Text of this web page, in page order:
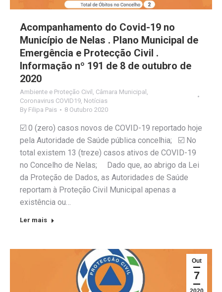
Acompanhamento do Covid-19 no
Município de Nelas . Plano Municipal de
Emergência e Protecção Civil .
Informação nº 191 de 8 de outubro de
2020
Ambiente e Proteção Civil , Câmara Municipal ,
Coronavirus COVID19, Notícias
By Filipa Pais 8 Outubro 2020
☑️ 0 (zero) casos novos de COVID-19 reportado hoje
pela Autoridade de Saúde pública concelhia; ☑️ No
total existem 13 (treze) casos ativos de COVID-19
no Concelho de Nelas; Dado que, ao abrigo da Lei
da Proteção de Dados, as Autoridades de Saúde
reportam à Proteção Civil Municipal apenas a
existência ou…
Ler mais
Out
7